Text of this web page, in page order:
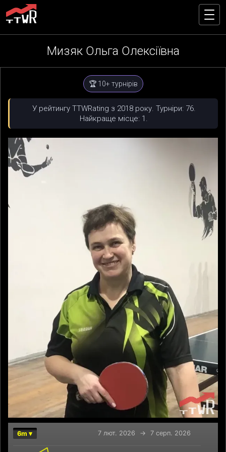
Мизяк Ольга Олексіївна
🏆 10+ турнірів
У рейтингу TTWRating з 2018 року. Турніри: 76.
Найкраще місце: 1.
Chart 7 лют. 2026 → 7 серп. 2026
6m ▾